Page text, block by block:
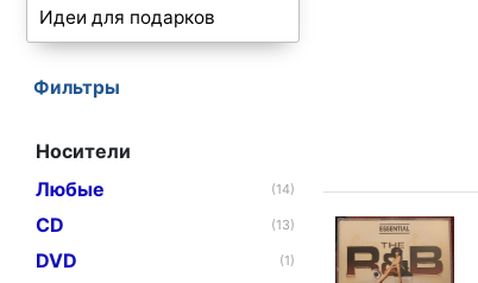
Идеи для подарков
Фильтры
Носители
Любые
(14)
CD (13)
DVD (1)